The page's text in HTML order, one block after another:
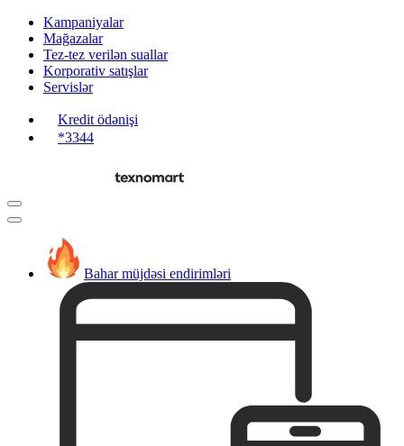
Kampaniyalar
Mağazalar
Tez-tez verilən suallar
Korporativ satışlar
Servislər
Kredit ödənişi
*3344
Bahar müjdəsi endirimləri